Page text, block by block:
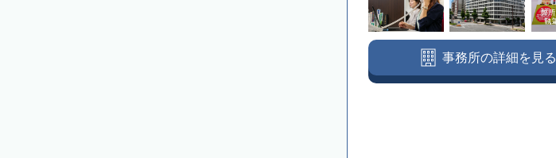
事務所の詳細を見る